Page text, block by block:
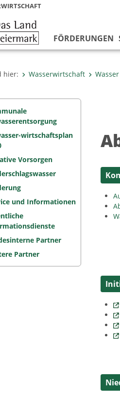
FÖRDERUNGEN
hier: Wasserwirtschaft
wirtschaftsplan
Vorsorgen
und Informationen
Partner
Partner